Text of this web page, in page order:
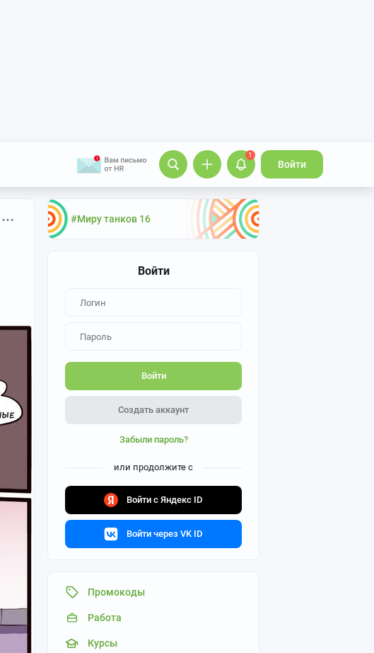
1
Войти
#Миру танков 16
Войти
Войти
Создать аккаунт
Забыли пароль?
или продолжите с
Войти с Яндекс ID
Войти через VK ID
Промокоды
Работа
Курсы